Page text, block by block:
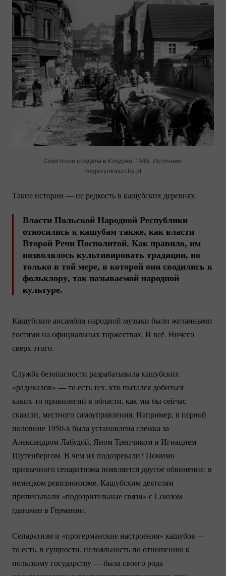
Советские солдаты в Клодзко, 1945. Источник:
magazynkaszuby.pl
Такие истории — не редкость в кашубских деревнях.
Власти Польской Народной Республики
относились к кашубам также, как власти
Второй Речи Посполитой. Как правило, им
позволялось культивировать традиции, но
только в той мере, в которой они сводились к
фольклору, так называемой народной
культуре.
Кашубские ансамбли народной музыки были желанными
гостями на официальных торжествах. И всё. Ничего
сверх этого.
Служба безопасности разрабатывала кашубских
«радикалов» — то есть тех, кто пытался добиться
каких-топривилегий в области, как мы бы сейчас
сказали, местного самоуправления. Например, в первой
половине 1950-х была установлена слежка за
Александром Лабудой, Яном Трепчиком и Игнацием
Шутенбергом. В чем их подозревали? Помимо
привычного сепаратизма появляется другое обвинение: в
немецком ревизионизме. Кашубским деятелям
приписывали «подозрительные связи» с Союзом
гданьчан в Германии.
Сепаратизм и «прогерманские настроения» кашубов —
то есть, в сущности, нелояльность по отношению к
польскому государству — была своего рода